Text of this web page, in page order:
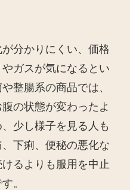
分かりにくい、価格
ガスが気になるとい
整腸系の商品では、
の状態が変わったよ
少し様子を見る人も
下痢、便秘の悪化な
るよりも服用を中止
。